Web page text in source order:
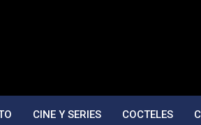
CINE Y SERIES COCTELES